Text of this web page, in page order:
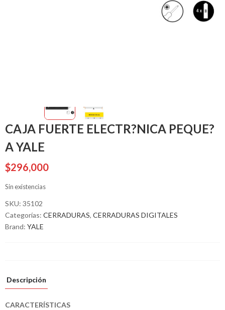
CAJA FUERTE ELECTR?NICA PEQUE?
A YALE
$296,000
Sin existencias
SKU: 35102
Categorías: CERRADURAS, CERRADURAS DIGITALES
Brand: YALE
Descripción
CARACTERÍSTICAS